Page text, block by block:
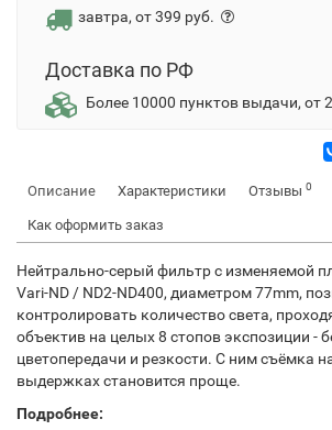
завтра, от 399 руб.
Доставка по РФ
Более 10000 пунктов выдачи, от
Описание Характеристики Отзывы 0
Как оформить заказ
Нейтрально-серый фильтр с изменяемой
Vari-ND / ND2-ND400, диаметром 77mm,
контролировать количество света,
объектив на целых 8 стопов экспозиции -
цветопередачи и резкости. С ним съёмка
выдержках становится проще.
Подробнее: